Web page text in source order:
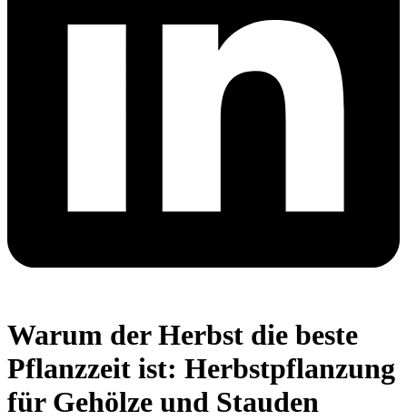
Warum der Herbst die beste
Pflanzzeit ist: Herbstpflanzung
für Gehölze und Stauden